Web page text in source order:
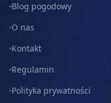
Blog pogodowy
O nas
Kontakt
Regulamin
Polityka prywatności